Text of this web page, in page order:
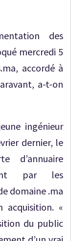
des
mercredi 5
accordé à
a-t-on
ingénieur
dernier, le
d’annuaire
par les
domaine .ma
«
du public